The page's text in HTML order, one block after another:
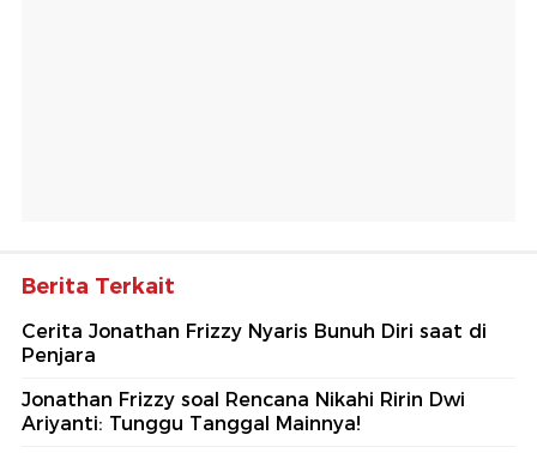
Berita Terkait
Cerita Jonathan Frizzy Nyaris Bunuh Diri saat di
Penjara
Jonathan Frizzy soal Rencana Nikahi Ririn Dwi
Ariyanti: Tunggu Tanggal Mainnya!